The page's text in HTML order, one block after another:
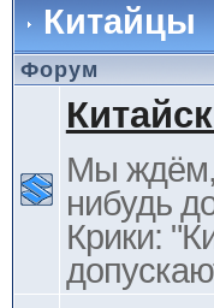
Китайцы
Форум
Мы ждём,
нибудь
Крики: